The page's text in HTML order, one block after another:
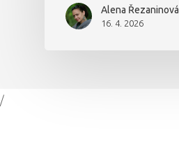
Alena Řezaninová
16. 4. 2026
/